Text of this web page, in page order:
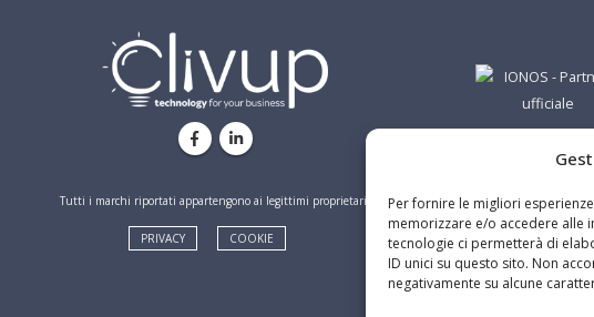
Per fornire le migliori
memorizzare e/o accedere alle
tecnologie ci permetterà di
ID unici su questo sito. Non
negativamente su alcune
Tutti i marchi riportati appartengono ai legittimi proprietari.
PRIVACY COOKIE